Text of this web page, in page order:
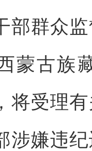
部群众
蒙古族
将受理
涉嫌违